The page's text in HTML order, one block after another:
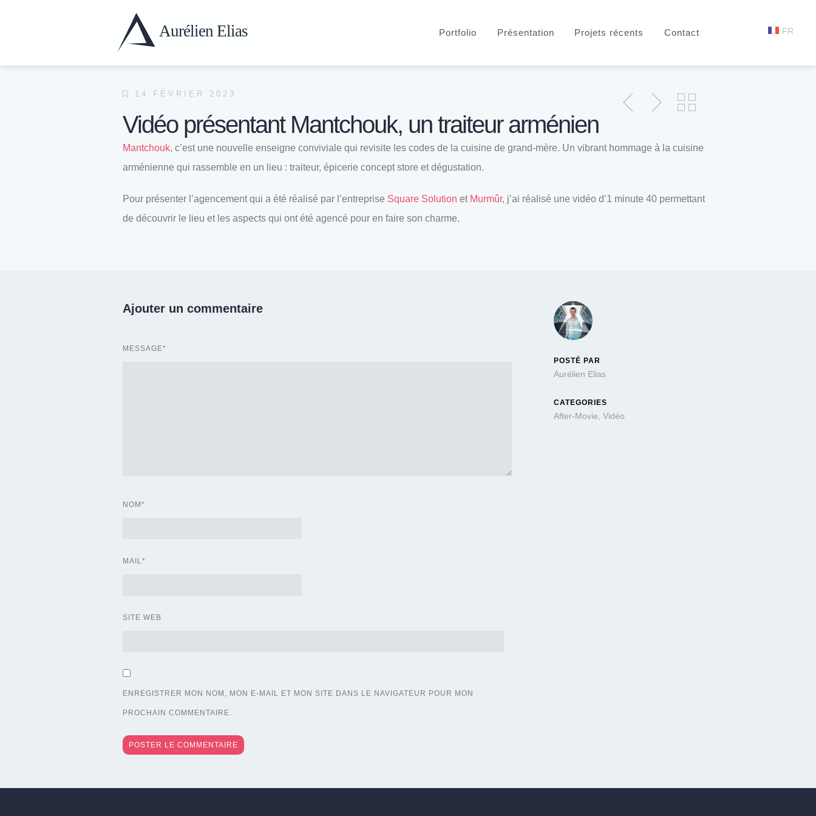
Aurélien Elias Portfolio Présentation Projets récents Contact
14 FÉVRIER 2023
Vidéo présentant Mantchouk, un traiteur arménien
Mantchouk, c’est une nouvelle enseigne conviviale qui revisite les codes de la cuisine de grand-mère. Un vibrant hommage à la cuisine
arménienne qui rassemble en un lieu : traiteur, épicerie concept store et dégustation.
Pour présenter l’agencement qui a été réalisé par l’entreprise Square Solution et Murmûr, j’ai réalisé une vidéo d’1 minute 40 permettant
de découvrir le lieu et les aspects qui ont été agencé pour en faire son charme.
Ajouter un commentaire
MESSAGE*
NOM *
MAIL*
SITE WEB
ENREGISTRER MON NOM, MON E-MAIL ET MON SITE DANS LE NAVIGATEUR POUR MON
PROCHAIN COMMENTAIRE.
POSTÉ PAR
Aurélien Elias
CATEGORIES
After-Movie Vidéo
FR